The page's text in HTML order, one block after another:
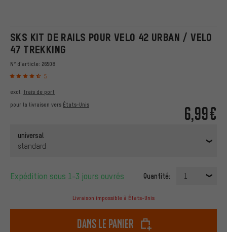
SKS KIT DE RAILS POUR VELO 42 URBAN / VELO
47 TREKKING
N° d'article: 26508
5
6,99€
excl. frais de port
pour la livraison vers États-Unis
universal
standard
Expédition sous 1-3 jours ouvrés Quantité: 1
Livraison impossible à États-Unis
dans le panier